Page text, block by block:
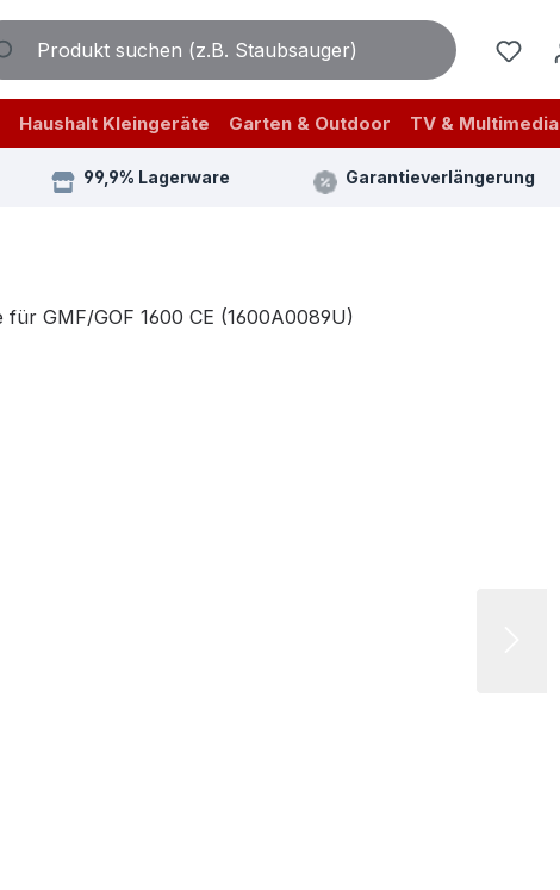
Haushalt Kleingeräte Garten & Outdoor TV & Multimedia
99,9% Lagerware Garantieverlängerung